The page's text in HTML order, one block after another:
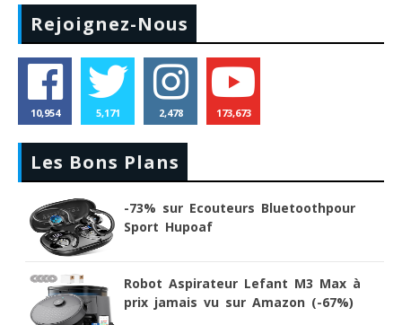
Rejoignez-Nous
10,954 5,171 2,478 173,673
Les Bons Plans
-73% sur Ecouteurs Bluetoothpour
Sport Hupoaf
Robot Aspirateur Lefant M3 Max à
prix jamais vu sur Amazon (-67%)